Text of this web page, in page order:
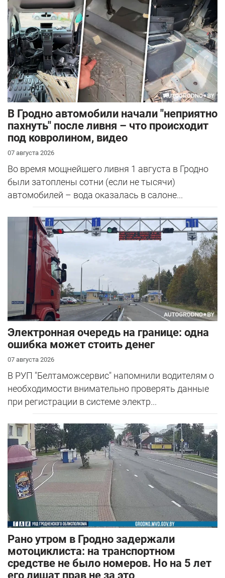
В Гродно автомобили начали "неприятно
пахнуть" после ливня – что происходит
под ковролином, видео
07 августа 2026
Во время мощнейшего ливня 1 августа в Гродно
были затоплены сотни (если не тысячи)
автомобилей – вода оказалась в салоне...
Электронная очередь на границе: одна
ошибка может стоить денег
07 августа 2026
В РУП "Белтаможсервис" напомнили водителям о
необходимости внимательно проверять данные
при регистрации в системе электр...
Рано утром в Гродно задержали
мотоциклиста: на транспортном
средстве не было номеров. Но на 5 лет
его лишат прав не за это